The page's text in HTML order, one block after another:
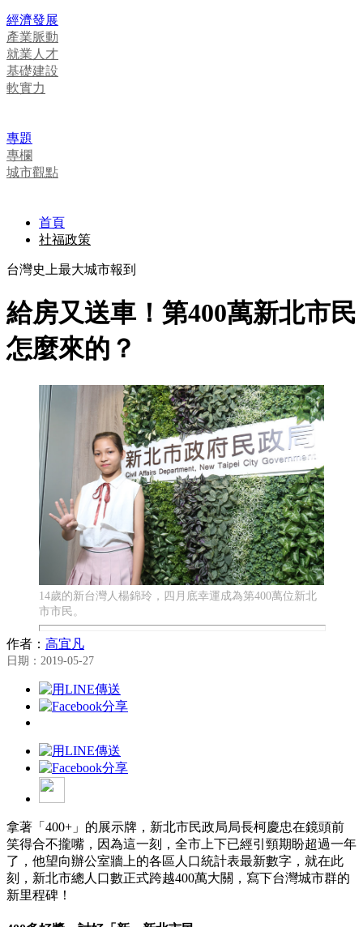
經濟發展
產業脈動
就業人才
基礎建設
軟實力
專題
專欄
城市觀點
首頁
社福政策
台灣史上最大城市報到
給房又送車！第400萬新北市民
怎麼來的？
14歲的新台灣人楊錦玲，四月底幸運成為第400萬位新北
市市民。
作者： 高宜凡
日期：2019-05-27
拿著「400+」的展示牌，新北市民政局局長柯慶忠在鏡頭前
笑得合不攏嘴，因為這一刻，全市上下已經引頸期盼超過一年
了，他望向辦公室牆上的各區人口統計表最新數字，就在此
刻，新北市總人口數正式跨越400萬大關，寫下台灣城市群的
新里程碑！